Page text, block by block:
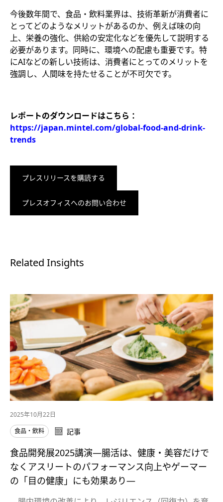
今後数年間で、食品・飲料業界は、技術革新が消費者に
とってどのようなメリットがあるのか、例えば味の向
上、栄養の強化、供給の安定化などを優先して説明する
必要があります。同時に、環境への配慮も重要です。特
にAIなどの新しい技術は、消費者にとってのメリットを
強調し、人間味を持たせることが不可欠です。
レポートのダウンロードはこちら：
https://japan.mintel.com/global-food-and-drink-
trends
プレスリリースを購読する
プレスオフィスへのお問い合わせ
Related Insights
2025年10月22日
食品・飲料
記事
食品開発展2025講演―腸活は、健康・美容だけで
なくアスリートのパフォーマンス向上やゲーマー
の「目の健康」にも効果あり―